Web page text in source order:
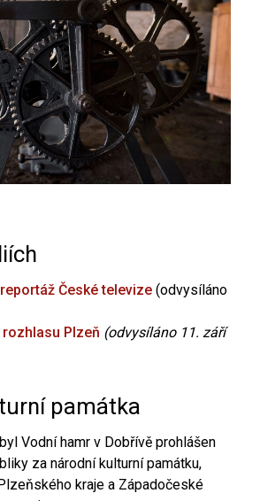
České televize (odvysíláno
Plzeň (odvysíláno 11. září
památka
Vodní hamr v Dobřívě prohlášen
za národní kulturní památku,
kraje a Západočeské